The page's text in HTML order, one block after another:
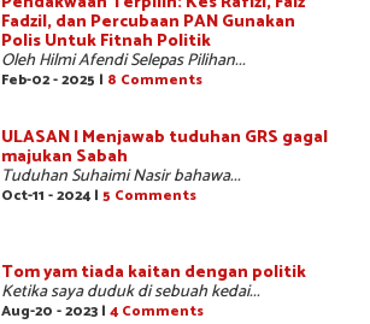
Fadzil, dan Percubaan PAN Gunakan
Polis Untuk Fitnah Politik
Oleh Hilmi Afendi Selepas Pilihan...
Feb-02 - 2025 | 8 Comments
ULASAN | Menjawab tuduhan GRS gagal
majukan Sabah
Tuduhan Suhaimi Nasir bahawa...
Oct-11 - 2024 | 5 Comments
Tom yam tiada kaitan dengan politik
Ketika saya duduk di sebuah kedai...
Aug-20 - 2023 | 4 Comments